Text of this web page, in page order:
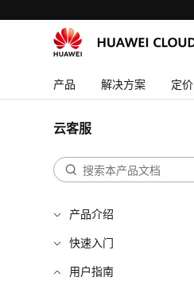
产品 解决方案 定价
云客服
产品介绍
快速入门
用户指南